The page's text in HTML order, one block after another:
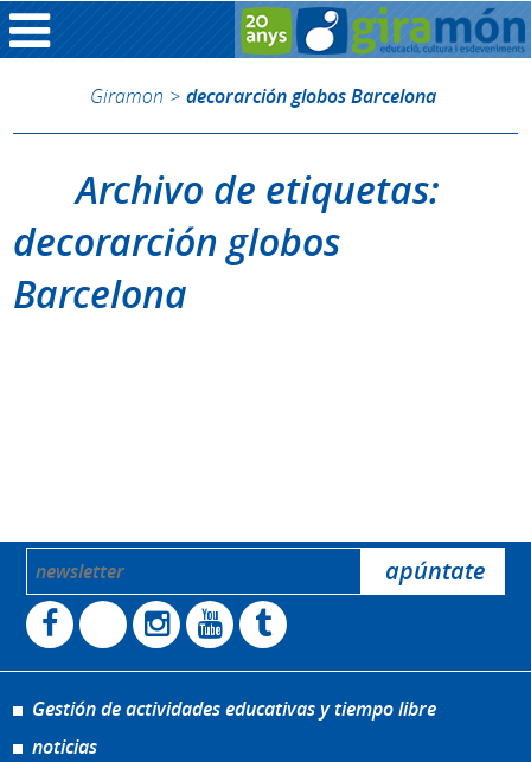
Giramon > decorarción globos Barcelona
Archivo de etiquetas:
decorarción globos
Barcelona
Gestión de actividades educativas y tiempo libre
noticias